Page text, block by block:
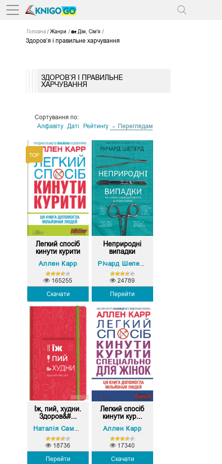
Головна Жанри 🏡 Дім, Сім’я
Здоров’я і правильне харчування
ЗДОРОВ’Я І ПРАВИЛЬНЕ
ХАРЧУВАННЯ
Сортування по:
Алфавіту
Даті Рейтингу Переглядам
Легкий спосіб
кинути курити
Аллен Карр
Скачати
165255
Неприродні
випадки
Річард Шеперд
Перейти
24789
Їж, пий, худни.
Здоров&#...
Наталія Самойленко
Перейти
18736
Легкий спосіб
кинути кур...
Аллен Карр
Скачати
17340